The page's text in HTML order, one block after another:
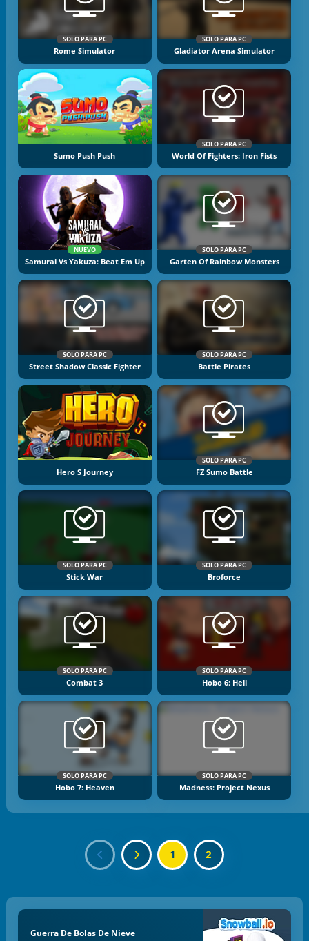
SOLO PARA PC
Rome Simulator
SOLO PARA PC
Gladiator Arena Simulator
Sumo Push Push
SOLO PARA PC
World Of Fighters: Iron Fists
NUEVO
Samurai Vs Yakuza: Beat Em Up
SOLO PARA PC
Garten Of Rainbow Monsters
SOLO PARA PC
Street Shadow Classic Fighter
SOLO PARA PC
Battle Pirates
Hero S Journey
SOLO PARA PC
FZ Sumo Battle
SOLO PARA PC
Stick War
SOLO PARA PC
Broforce
SOLO PARA PC
Combat 3
SOLO PARA PC
Hobo 6: Hell
SOLO PARA PC
Hobo 7: Heaven
SOLO PARA PC
Madness: Project Nexus
1 2
Guerra De Bolas De Nieve